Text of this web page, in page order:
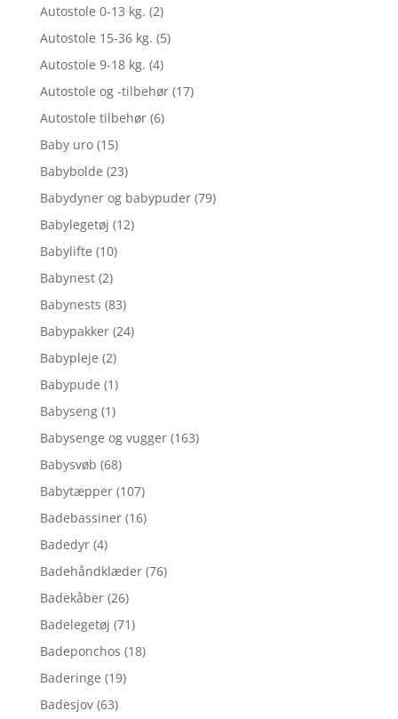
Autostole 0-13 kg. (2)
Autostole 15-36 kg. (5)
Autostole 9-18 kg. (4)
Autostole og -tilbehør (17)
Autostole tilbehør (6)
Baby uro (15)
Babybolde (23)
Babydyner og babypuder (79)
Babylegetøj (12)
Babylifte (10)
Babynest (2)
Babynests (83)
Babypakker (24)
Babypleje (2)
Babypude (1)
Babyseng (1)
Babysenge og vugger (163)
Babysvøb (68)
Babytæpper (107)
Badebassiner (16)
Badedyr (4)
Badehåndklæder (76)
Badekåber (26)
Badelegetøj (71)
Badeponchos (18)
Baderinge (19)
Badesjov (63)